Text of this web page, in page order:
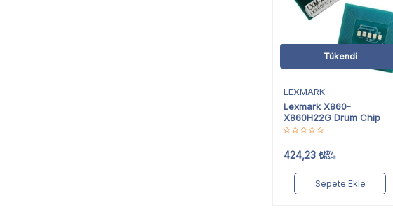
Tükendi
LEXMARK
Lexmark X860-
X860H22G Drum Chip
424,23 ₺KDV
DAHİL
Sepete Ekle